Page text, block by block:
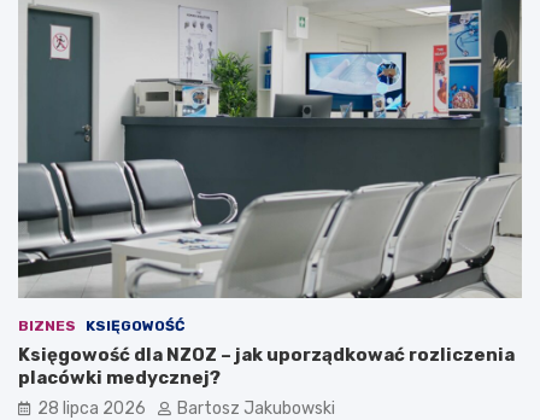
es
d
a
n
a
w
a
s
n
ą
BIZNES KSIĘGOWOŚĆ
Księgowość dla NZOZ – jak uporządkować rozliczenia
placówki medycznej?
28 lipca 2026 Bartosz Jakubowski